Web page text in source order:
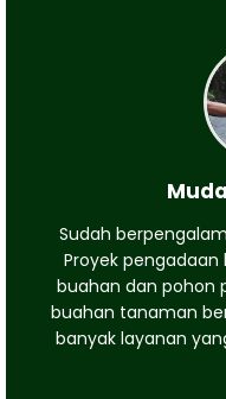
Sudah
Proyek
buahan dan pohon
buahan tanaman
banyak layanan